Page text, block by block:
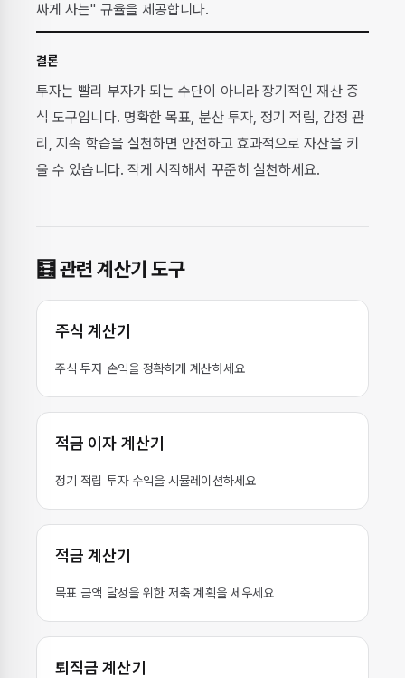
싸게 사는" 규율을 제공합니다.
결론
투자는 빨리 부자가 되는 수단이 아니라 장기적인 재산 증
식 도구입니다. 명확한 목표, 분산 투자, 정기 적립, 감정 관
리, 지속 학습을 실천하면 안전하고 효과적으로 자산을 키
울 수 있습니다. 작게 시작해서 꾸준히 실천하세요.
🧮 관련 계산기 도구
주식 계산기
주식 투자 손익을 정확하게 계산하세요
적금 이자 계산기
정기 적립 투자 수익을 시뮬레이션하세요
적금 계산기
목표 금액 달성을 위한 저축 계획을 세우세요
퇴직금 계산기